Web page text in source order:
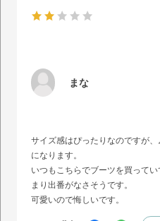
まな
サイズ感はぴったりなのですが
になります。
いつもこちらでブーツを買って
まり出番がなさそうです。
可愛いので悔しいです。